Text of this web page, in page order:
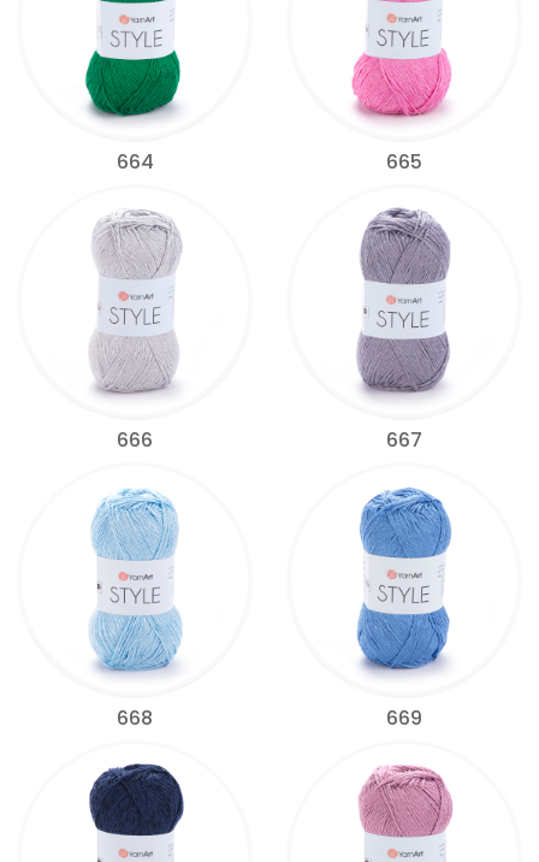
664 665
666 667
668 669